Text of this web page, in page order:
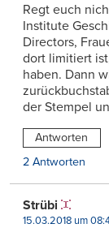
Regt euch
Institute
Directors,
dort limitiert
haben. Dann
der Stempel
Antworten
2 Antworten
Strübi
15.03.2018 um